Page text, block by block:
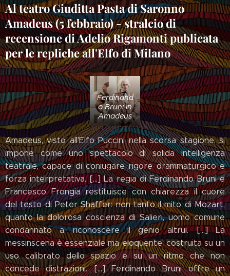
Al teatro Giuditta Pasta di Saronno
Amadeus (5 febbraio) - stralcio di
recensione di Adelio Rigamonti publicata
per le repliche all'Elfo di Milano
Ferdinand
o Bruni in
Amadeus
Amadeus, visto all'Elfo Puccini nella scorsa stagione, si
impone come uno spettacolo di solida intelligenza
teatrale, capace di coniugare rigore drammaturgico e
forza interpretativa. [...] La regia di Ferdinando Bruni e
Francesco Frongia restituisce con chiarezza il cuore
del testo di Peter Shaffer: non tanto il mito di Mozart,
quanto la dolorosa coscienza di Salieri, uomo comune
condannato a riconoscere il genio altrui. [...] La
messinscena è essenziale ma eloquente, costruita su un
uso calibrato dello spazio e su un ritmo che non
concede distrazioni. [...] Ferdinando Bruni offre un